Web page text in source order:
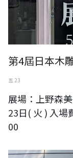
第4屆日本木
五 23
展場：上野森
23日( 火 ) 入場
00